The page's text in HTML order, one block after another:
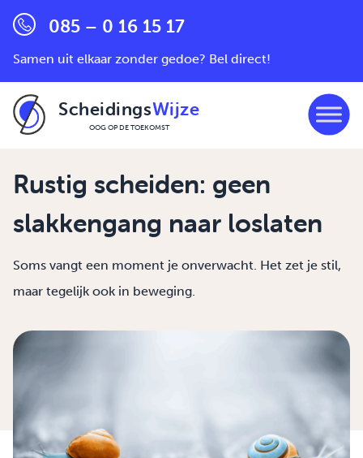
085 – 0 16 15 17
Samen uit elkaar zonder gedoe? Bel direct!
ScheidingsWijze
OOG OP DE TOEKOMST
Rustig scheiden: geen
slakkengang naar loslaten
Soms vangt een moment je onverwacht. Het zet je stil,
maar tegelijk ook in beweging.